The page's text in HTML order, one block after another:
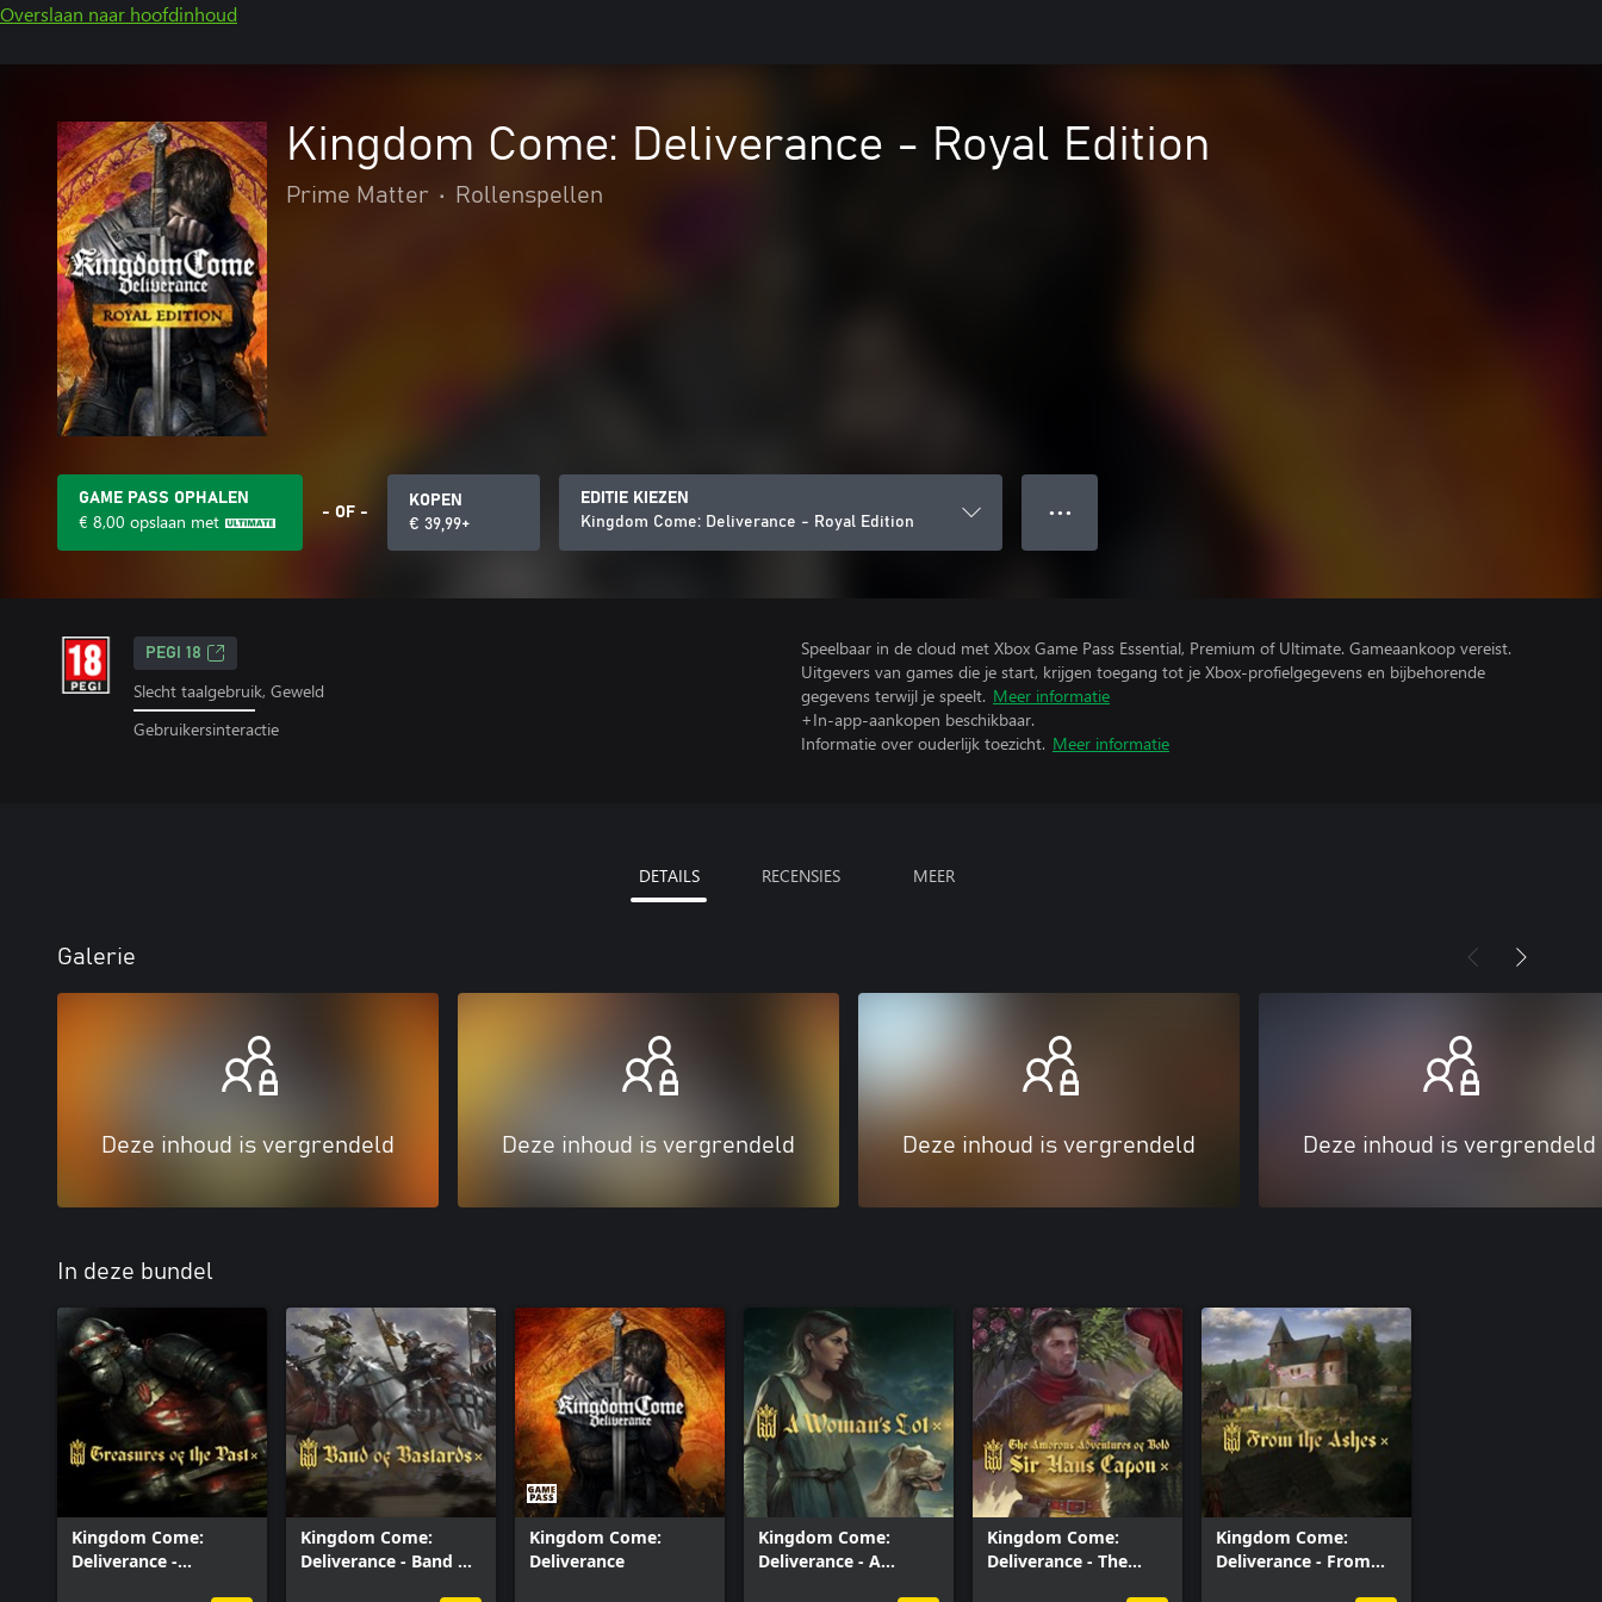
Overslaan naar hoofdinhoud
Kingdom Come: Deliverance - Royal Edition
Prime Matter • Rollenspellen
GAME PASS OPHALEN
€ 8,00 opslaan met - OF -
KOPEN
€ 39,99+
EDITIE KIEZEN
Kingdom Come: Deliverance - Royal Edition
● ● ●
PEGI 18
Slecht taalgebruik, Geweld
Gebruikersinteractie
Speelbaar in de cloud met Xbox Game Pass Essential, Premium of Ultimate. Gameaankoop vereist.
Uitgevers van games die je start, krijgen toegang tot je Xbox-profielgegevens en bijbehorende
gegevens terwijl je speelt. Meer informatie
+In-app-aankopen beschikbaar.
Informatie over ouderlijk toezicht. Meer informatie
DETAILS RECENSIES MEER
Galerie
Deze inhoud is vergrendeld Deze inhoud is vergrendeld Deze inhoud is vergrendeld Deze inhoud is vergrendeld
In deze bundel
Kingdom Come:
Deliverance -
Kingdom Come:
Deliverance - Band of
Kingdom Come:
Deliverance
Kingdom Come:
Deliverance - A
Kingdom Come:
Deliverance - The
Kingdom Come:
Deliverance - From